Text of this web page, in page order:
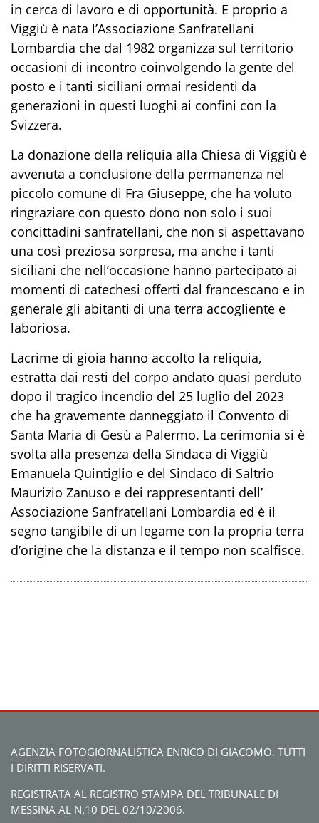
in cerca di lavoro e di opportunità. E proprio a
Viggiù è nata l’Associazione Sanfratellani
Lombardia che dal 1982 organizza sul territorio
occasioni di incontro coinvolgendo la gente del
posto e i tanti siciliani ormai residenti da
generazioni in questi luoghi ai confini con la
Svizzera.
La donazione della reliquia alla Chiesa di Viggiù è
avvenuta a conclusione della permanenza nel
piccolo comune di Fra Giuseppe, che ha voluto
ringraziare con questo dono non solo i suoi
concittadini sanfratellani, che non si aspettavano
una così preziosa sorpresa, ma anche i tanti
siciliani che nell’occasione hanno partecipato ai
momenti di catechesi offerti dal francescano e in
generale gli abitanti di una terra accogliente e
laboriosa.
Lacrime di gioia hanno accolto la reliquia,
estratta dai resti del corpo andato quasi perduto
dopo il tragico incendio del 25 luglio del 2023
che ha gravemente danneggiato il Convento di
Santa Maria di Gesù a Palermo. La cerimonia si è
svolta alla presenza della Sindaca di Viggiù
Emanuela Quintiglio e del Sindaco di Saltrio
Maurizio Zanuso e dei rappresentanti dell’
Associazione Sanfratellani Lombardia ed è il
segno tangibile di un legame con la propria terra
d’origine che la distanza e il tempo non scalfisce.
AGENZIA FOTOGIORNALISTICA ENRICO DI GIACOMO. TUTTI
I DIRITTI RISERVATI.
REGISTRATA AL REGISTRO STAMPA DEL TRIBUNALE DI
MESSINA AL N.10 DEL 02/10/2006.